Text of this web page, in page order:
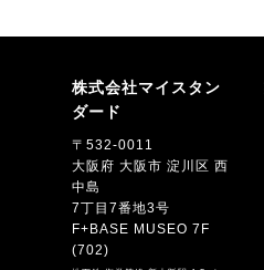
株式会社マイスタン
ダード
〒532-0011
大阪府 大阪市 淀川区 西
中島
7丁目7番地3号
F+BASE MUSEO 7F
(702)